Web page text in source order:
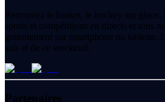
Retrouvez le basket, le hockey sur
sports et compétitions en directs et tous
gratuitement sur smartphone ou tablette.
soir et de ce weekend.
Partenaires